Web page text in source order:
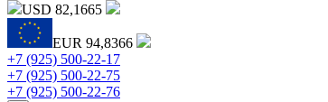
USD 82,1665
EUR 94,8366
+7 (925) 500-22-17
+7 (925) 500-22-75
+7 (925) 500-22-76